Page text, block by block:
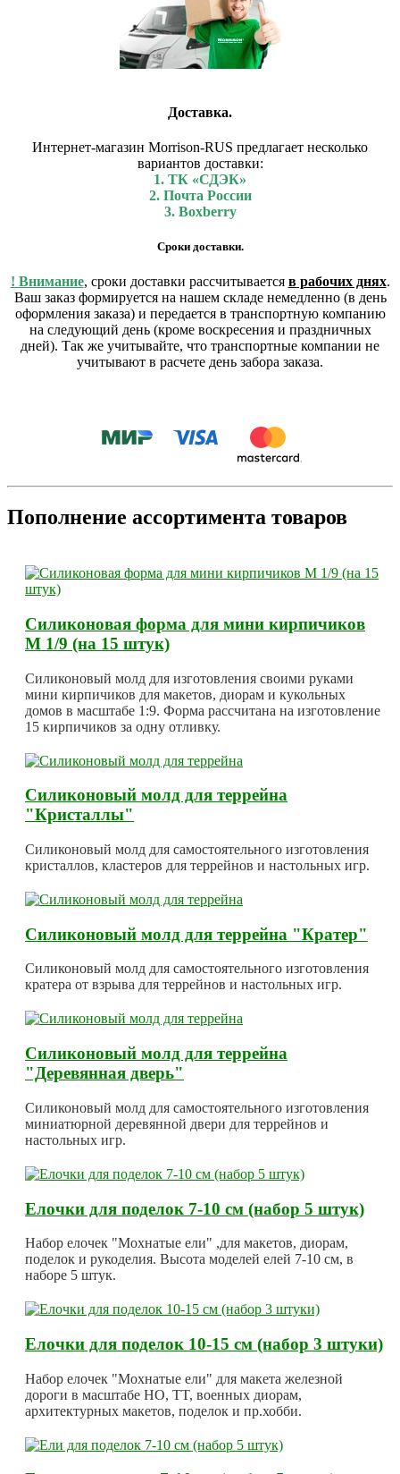
Доставка.
Интернет-магазин Morrison-RUS предлагает несколько
вариантов доставки:
1. ТК «СДЭК»
2. Почта России
3. Boxberry
Сроки доставки.
! Внимание, сроки доставки рассчитывается в рабочих днях.
Ваш заказ формируется на нашем складе немедленно (в день
оформления заказа) и передается в транспортную компанию
на следующий день (кроме воскресения и праздничных
дней). Так же учитывайте, что транспортные компании не
учитывают в расчете день забора заказа.
Пополнение ассортимента товаров
Силиконовая форма для мини кирпичиков
М 1/9 (на 15 штук)
Силиконовый молд для изготовления своими руками
мини кирпичиков для макетов, диорам и кукольных
домов в масштабе 1:9. Форма рассчитана на изготовление
15 кирпичиков за одну отливку.
Силиконовый молд для террейна
"Кристаллы"
Силиконовый молд для самостоятельного изготовления
кристаллов, кластеров для террейнов и настольных игр.
Силиконовый молд для террейна "Кратер"
Силиконовый молд для самостоятельного изготовления
кратера от взрыва для террейнов и настольных игр.
Силиконовый молд для террейна
"Деревянная дверь"
Силиконовый молд для самостоятельного изготовления
миниатюрной деревянной двери для террейнов и
настольных игр.
Елочки для поделок 7-10 см (набор 5 штук)
Набор елочек "Мохнатые ели" ,для макетов, диорам,
поделок и рукоделия. Высота моделей елей 7-10 см, в
наборе 5 штук.
Елочки для поделок 10-15 см (набор 3 штуки)
Набор елочек "Мохнатые ели" для макета железной
дороги в масштабе HO, TT, военных диорам,
архитектурных макетов, поделок и пр.хобби.